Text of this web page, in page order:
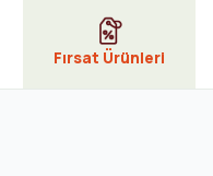
Fırsat Ürünleri